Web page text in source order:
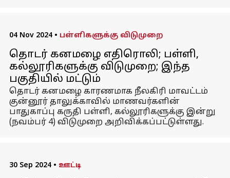
04 Nov 2024 • பள்ளிகளுக்கு விடுமுறை
தொடர் கனமழை எதிரொலி; பள்ளி,
கல்லூரிகளுக்கு விடுமுறை; இந்த
பகுதியில் மட்டும்
தொடர் கனமழை காரணமாக நீலகிரி மாவட்டம்
குன்னூர் தாலுக்காவில் மாணவர்களின்
பாதுகாப்பு கருதி பள்ளி, கல்லூரிகளுக்கு இன்று
(நவம்பர் 4) விடுமுறை அறிவிக்கப்பட்டுள்ளது.
30 Sep 2024 • ஊட்டி